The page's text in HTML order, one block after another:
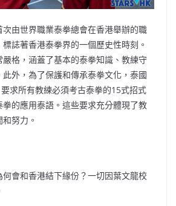
由世界職業泰拳總會在香港舉辦的職
誌著香港泰拳界的一個歷史性時刻。
格，涵蓋了基本的泰拳知識、教練守
外，為了保護和傳承泰拳文化，泰國
求所有教練必須考古泰拳的15式招式
的應用泰語。這些要求充分體現了教
努力。
會和香港結下緣份？一切因葉文龍校